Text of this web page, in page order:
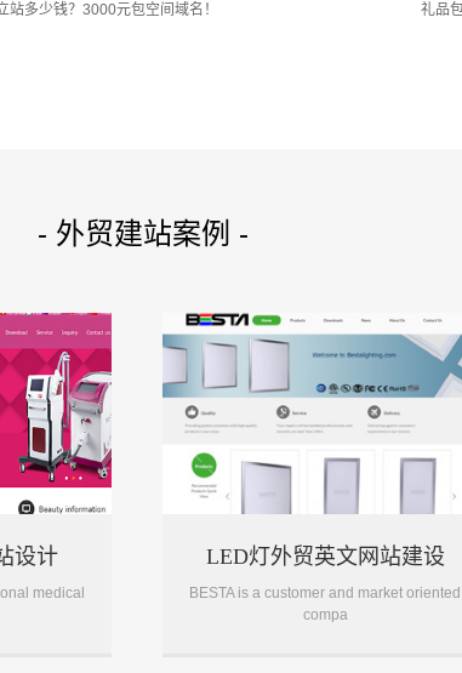
站多少钱？3000元包空间域名！ 礼品
- 外贸建站案例 -
设计
medical
LED灯外贸英文网站建设
BESTA is a customer and market oriented
compa